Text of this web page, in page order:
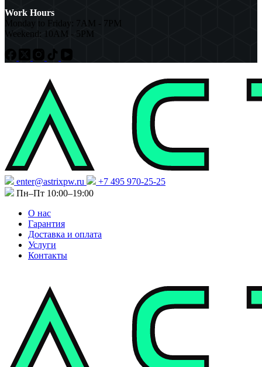
Work Hours
Monday to Friday: 7AM - 7PM
Weekend: 10AM - 5PM
enter@astrixpw.ru
+7 495 970-25-25
Пн–Пт 10:00–19:00
О нас
Гарантия
Доставка и оплата
Услуги
Контакты